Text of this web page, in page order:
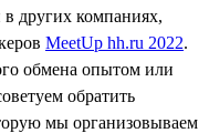
в других компаниях,
MeetUp hh.ru 2022.
обмена опытом или
обратить
мы организовываем